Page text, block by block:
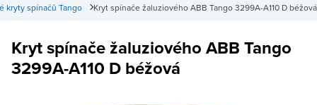
Kryt spínače žaluziového ABB Tango 3299A-A110 D béžová
kryty spínačů Tango
Kryt spínače žaluziového ABB Tango
3299A-A110 D béžová